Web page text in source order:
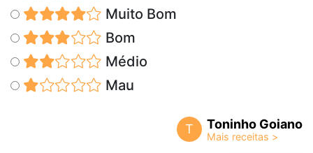
Muito Bom
Bom
Médio
Mau
T Toninho Goiano